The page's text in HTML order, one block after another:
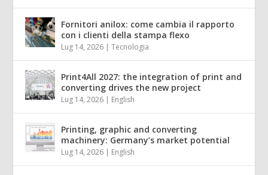
Fornitori anilox: come cambia il rapporto
con i clienti della stampa flexo
Lug 14, 2026 |Tecnologia
Print4All 2027: the integration of print and
converting drives the new project
Lug 14, 2026 | English
Printing, graphic and converting
machinery: Germany’s market potential
Lug 14, 2026 | English